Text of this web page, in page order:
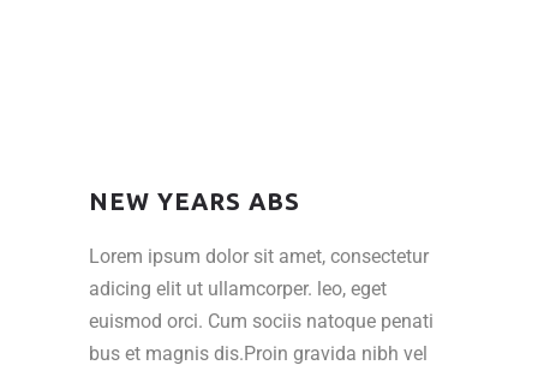
NEW YEARS ABS
Lorem ipsum dolor sit amet, consectetur
adicing elit ut ullamcorper. leo, eget
euismod orci. Cum sociis natoque penati
bus et magnis dis.Proin gravida nibh vel